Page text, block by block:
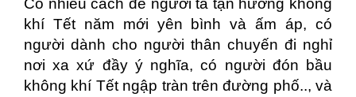
Có nhiều cách để người ta tận hưởng không
khí Tết năm mới yên bình và ấm áp, có
người dành cho người thân chuyến đi nghỉ
nơi xa xứ đầy ý nghĩa, có người đón bầu
không khí Tết ngập tràn trên đường phố.., và